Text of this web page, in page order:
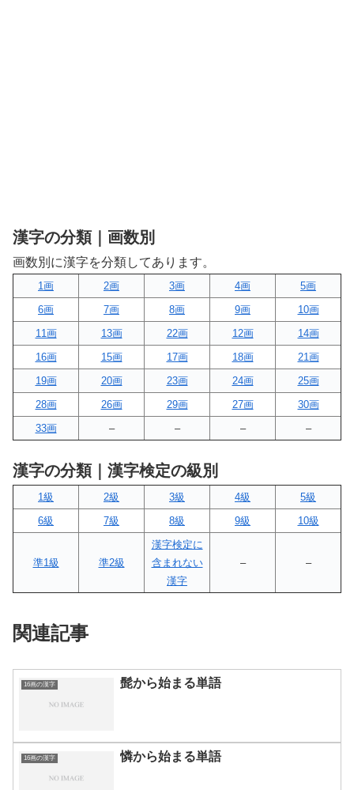
漢字の分類｜画数別
画数別に漢字を分類してあります。
1画 2画 3画 4画
5画
6画
7画 8画 9画
10画
11画
13画 22画 12画
14画
16画
15画 17画 18画
21画
19画
20画 23画 24画
25画
28画
26画 29画 27画
30画
33画
– – – –
漢字の分類｜漢字検定の級別
1級 2級 3級 4級
5級
6級
7級 8級 9級 10級
準1級 準2級
漢字検定に
含まれない
漢字
– –
関連記事
16画の漢字 髭から始まる単語
16画の漢字 憐から始まる単語